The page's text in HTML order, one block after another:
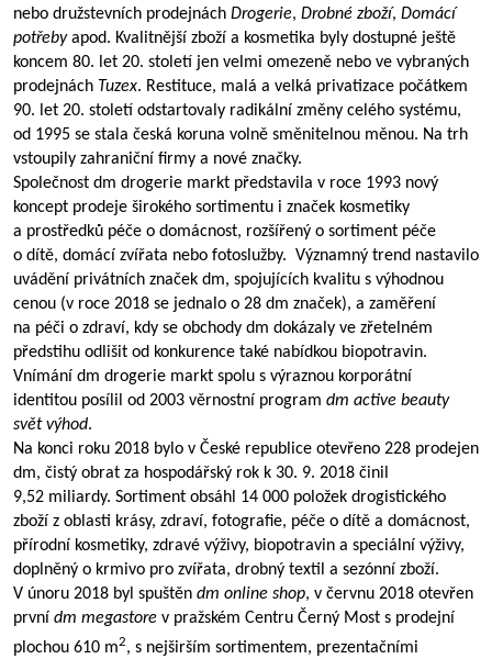
nebo družstevních prodejnách Drogerie, Drobné zboží, Domácí
potřebyapod. Kvalitnější zboží a kosmetika byly dostupné ještě
koncem 80. let 20. století jen velmi omezeně nebo ve vybraných
prodejnách Tuzex. Restituce, malá a velká privatizace počátkem
90. let 20. století odstartovaly radikální změny celého systému,
od 1995 se stala česká koruna volně směnitelnou měnou. Na trh
vstoupily zahraniční firmy a nové značky.
Společnost dm drogerie markt představila v roce 1993 nový
koncept prodeje širokého sortimentu i značek kosmetiky
a prostředků péče o domácnost, rozšířený o sortiment péče
o dítě, domácí zvířata nebo fotoslužby. Významný trend nastavilo
uvádění privátních značek dm, spojujících kvalitu s výhodnou
cenou (v roce 2018 se jednalo o 28 dm značek), a zaměření
na péči o zdraví, kdy se obchody dm dokázaly ve zřetelném
předstihu odlišit od konkurence také nabídkou biopotravin.
Vnímání dm drogerie markt spolu s výraznou korporátní
identitou posílil od 2003 věrnostní program dm active beauty
svět výhod.
Na konci roku 2018 bylo v České republice otevřeno 228 prodejen
dm, čistý obrat za hospodářský rok k 30. 9. 2018 činil
9,52 miliardy. Sortiment obsáhl 14 000 položek drogistického
zboží z oblasti krásy, zdraví, fotografie, péče o dítě a domácnost,
přírodní kosmetiky, zdravé výživy, biopotravin a speciální výživy,
doplněný o krmivo pro zvířata, drobný textil a sezónní zboží.
V únoru 2018 byl spuštěn dm online shop, v červnu 2018 otevřen
první dm megastore v pražském Centru Černý Most s prodejní
plochou 610 m2, s nejširším sortimentem, prezentačními